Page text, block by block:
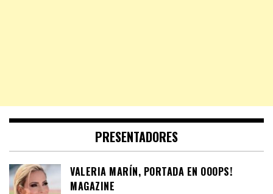
PRESENTADORES
VALERIA MARÍN, PORTADA EN OOOPS!
MAGAZINE